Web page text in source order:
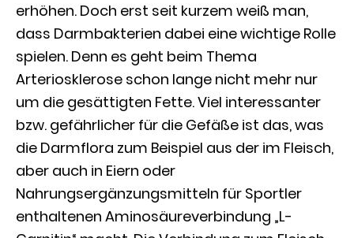
erhöhen. Doch erst seit kurzem weiß man,
dass Darmbakterien dabei eine wichtige Rolle
spielen. Denn es geht beim Thema
Arteriosklerose schon lange nicht mehr nur
um die gesättigten Fette. Viel interessanter
bzw. gefährlicher für die Gefäße ist das, was
die Darmflora zum Beispiel aus der im Fleisch,
aber auch in Eiern oder
Nahrungsergänzungsmitteln für Sportler
enthaltenen Aminosäureverbindung „L-